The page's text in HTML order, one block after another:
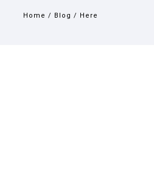
Home / Blog / Here